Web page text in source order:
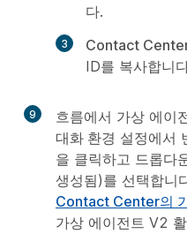
다.
Contact
ID를 복사합니
9
흐름에서 가상 에이
대화 환경 설정에서
을 클릭하고 드롭다
생성됨)를 선택합니
Contact Center의
가상 에이전트 V2